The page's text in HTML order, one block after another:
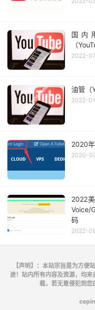
国内
（
2022-
油管（
2022-
2020
2020-
2022
Voice/
码
2022-
【声明】：本站宗旨是为方便
途！站内所有内容及资源，均
载，若无意侵犯到您